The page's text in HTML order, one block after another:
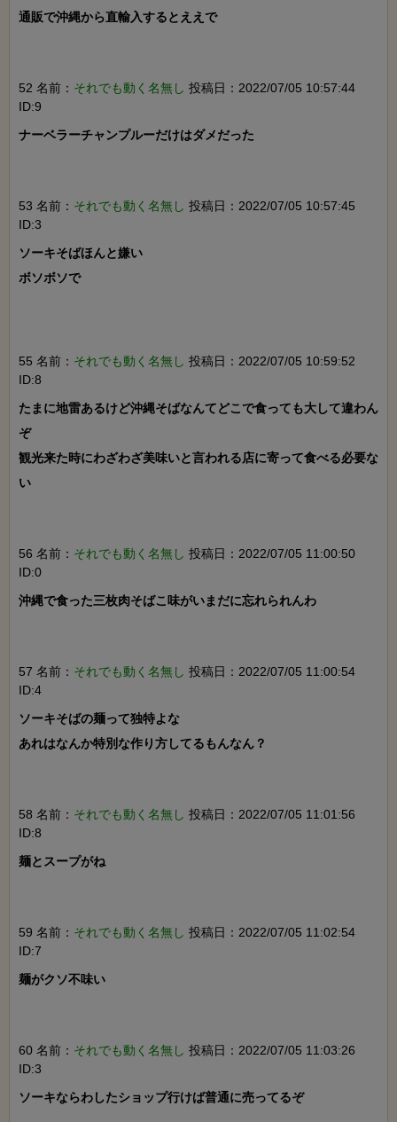
通販で沖縄から直輸入するとええで
52 名前： それでも動く名無し 投稿日：2022/07/05 10:57:44
ID:9
ナーベラーチャンプルーだけはダメだった
53 名前： それでも動く名無し 投稿日：2022/07/05 10:57:45
ID:3
ソーキそばほんと嫌い
ボソボソで
55 名前： それでも動く名無し 投稿日：2022/07/05 10:59:52
ID:8
たまに地雷あるけど沖縄そばなんてどこで食っても大して違わん
ぞ
観光来た時にわざわざ美味いと言われる店に寄って食べる必要な
い
56 名前： それでも動く名無し 投稿日：2022/07/05 11:00:50
ID:0
沖縄で食った三枚肉そばこ味がいまだに忘れられんわ
57 名前： それでも動く名無し 投稿日：2022/07/05 11:00:54
ID:4
ソーキそばの麺って独特よな
あれはなんか特別な作り方してるもんなん？
58 名前： それでも動く名無し 投稿日：2022/07/05 11:01:56
ID:8
麺とスープがね
59 名前： それでも動く名無し 投稿日：2022/07/05 11:02:54
ID:7
麺がクソ不味い
60 名前： それでも動く名無し 投稿日：2022/07/05 11:03:26
ID:3
ソーキならわしたショップ行けば普通に売ってるぞ